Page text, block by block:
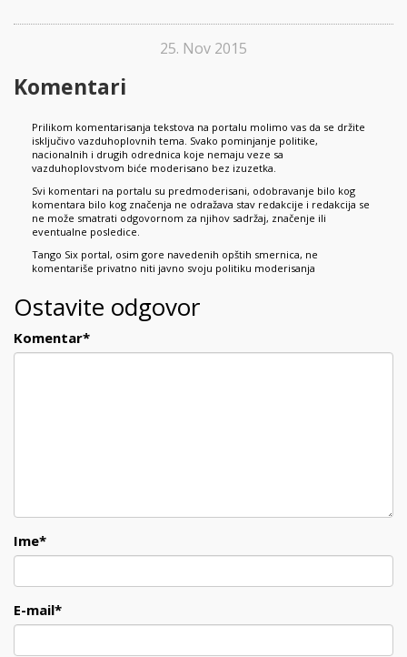
25. Nov 2015
Komentari
Prilikom komentarisanja tekstova na portalu molimo vas da se držite
isključivo vazduhoplovnih tema. Svako pominjanje politike,
nacionalnih i drugih odrednica koje nemaju veze sa
vazduhoplovstvom biće moderisano bez izuzetka.
Svi komentari na portalu su predmoderisani, odobravanje bilo kog
komentara bilo kog značenja ne odražava stav redakcije i redakcija se
ne može smatrati odgovornom za njihov sadržaj, značenje ili
eventualne posledice.
Tango Six portal, osim gore navedenih opštih smernica, ne
komentariše privatno niti javno svoju politiku moderisanja
Ostavite odgovor
Komentar*
Ime*
E-mail*